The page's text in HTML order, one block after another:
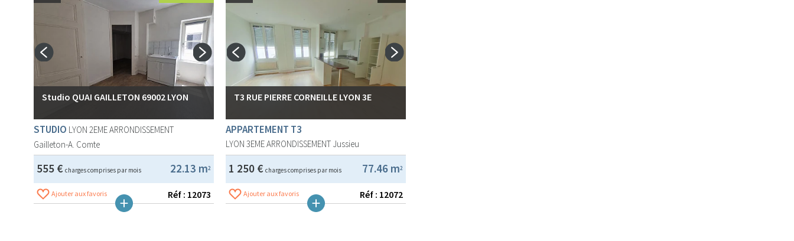
Studio QUAI GAILLETON 69002 LYON
STUDIO LYON 2EME ARRONDISSEMENT
Gailleton-A. Comte
22.13 m2
555 € charges comprises par mois
Ajouter aux favoris Réf : 12073
T3 RUE PIERRE CORNEILLE LYON 3E
APPARTEMENT T3
LYON 3EME ARRONDISSEMENT Jussieu
77.46 m2
1 250 € charges comprises par mois
Ajouter aux favoris Réf : 12072